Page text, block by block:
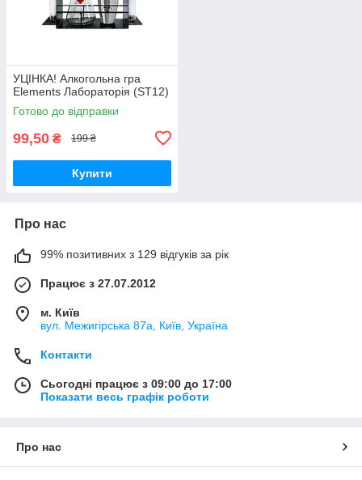
УЦІНКА! Алкогольна гра
Elements Лабораторія (ST12)
Готово до відправки
99,50 ₴ 199 ₴
Купити
Про нас
99% позитивних з 129 відгуків за рік
Працює з 27.07.2012
м. Київ
вул. Межигірська 87а, Київ, Україна
Контакти
Сьогодні працює з 09:00 до 17:00
Показати весь графік роботи
Про нас